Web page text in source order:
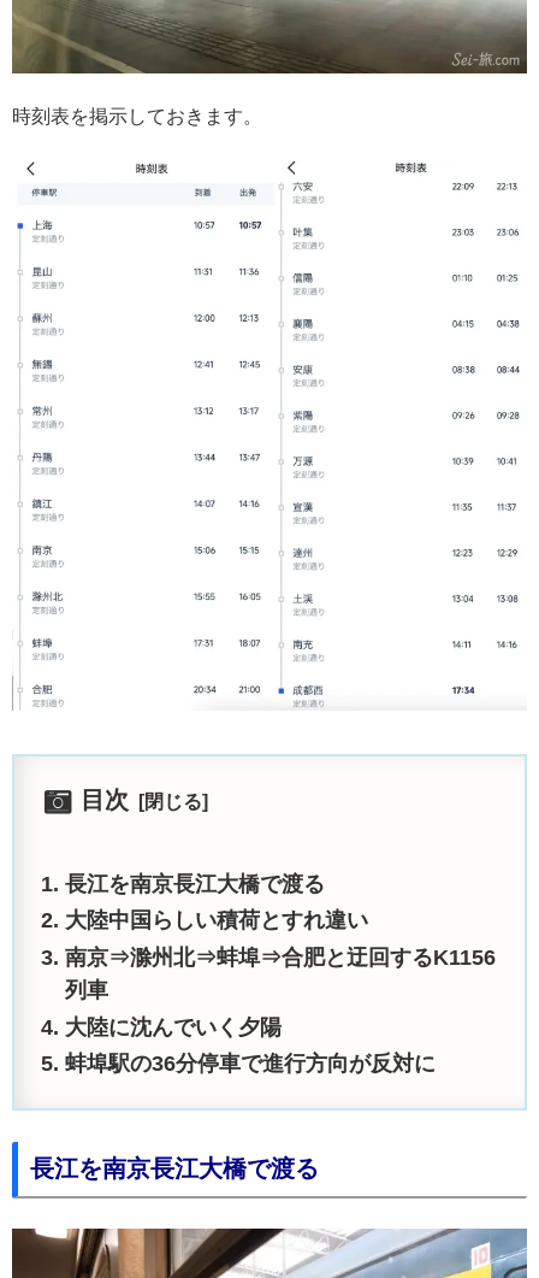
時刻表を掲示しておきます。
目次
長江を南京長江大橋で渡る
大陸中国らしい積荷とすれ違い
南京⇒滁州北⇒蚌埠⇒合肥と迂回するK1156
列車
大陸に沈んでいく夕陽
蚌埠駅の36分停車で進行方向が反対に
長江を南京長江大橋で渡る